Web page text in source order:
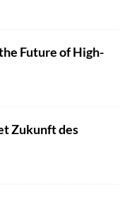
Future of High-
Zukunft des